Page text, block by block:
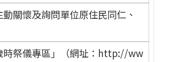
關懷及詢問單位原住民同仁、
時祭儀專區」（網址：http://ww